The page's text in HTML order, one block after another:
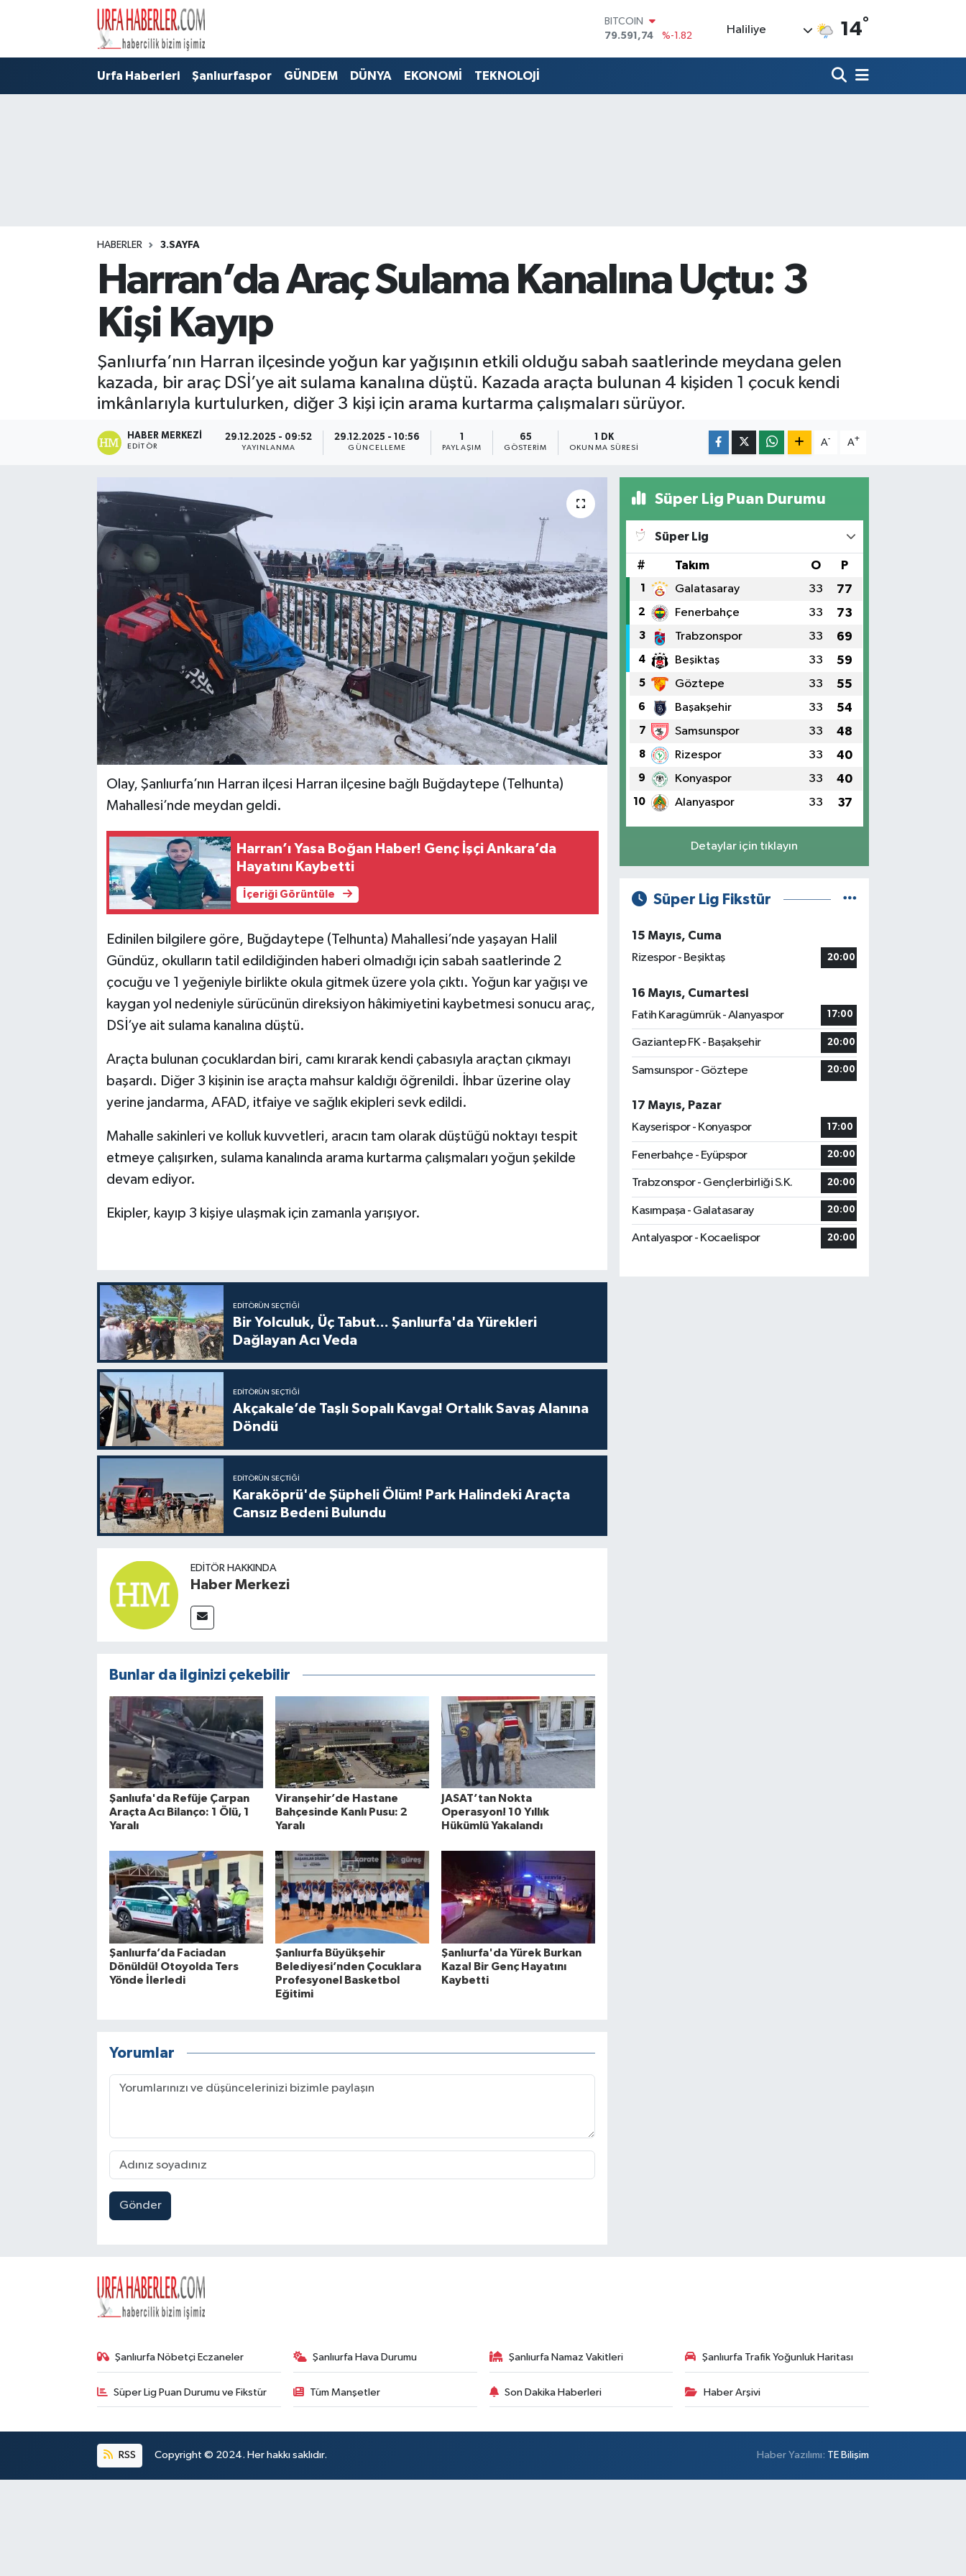
BITCOIN
79.591,74
%-1.82
Haliliye 14°
Urfa Haberleri Şanlıurfaspor GÜNDEM DÜNYA EKONOMİ TEKNOLOJİ
HABERLER 3.SAYFA
Harran’da Araç Sulama Kanalına Uçtu: 3
Kişi Kayıp
Şanlıurfa’nın Harran ilçesinde yoğun kar yağışının etkili olduğu sabah saatlerinde meydana gelen
kazada, bir araç DSİ’ye ait sulama kanalına düştü. Kazada araçta bulunan 4 kişiden 1 çocuk kendi
imkânlarıyla kurtulurken, diğer 3 kişi için arama kurtarma çalışmaları sürüyor.
HABER MERKEZI
EDITÖR
29.12.2025 - 09:52
YAYINLANMA
29.12.2025 - 10:56
GÜNCELLEME PAYLAŞIM
65
GÖSTERIM
1 DK
OKUNMA SÜRESI
A- A+
Olay, Şanlıurfa’nın Harran ilçesi Harran ilçesine bağlı Buğdaytepe (Telhunta)
Mahallesi’nde meydan geldi.
Harran’ı Yasa Boğan Haber! Genç İşçi Ankara’da
Hayatını Kaybetti
İçeriği Görüntüle
Edinilen bilgilere göre, Buğdaytepe (Telhunta) Mahallesi’nde yaşayan Halil
Gündüz, okulların tatil edildiğinden haberi olmadığı için sabah saatlerinde 2
çocuğu ve 1 yeğeniyle birlikte okula gitmek üzere yola çıktı. Yoğun kar yağışı ve
kaygan yol nedeniyle sürücünün direksiyon hâkimiyetini kaybetmesi sonucu araç,
DSİ’ye ait sulama kanalına düştü.
Araçta bulunan çocuklardan biri, camı kırarak kendi çabasıyla araçtan çıkmayı
başardı. Diğer 3 kişinin ise araçta mahsur kaldığı öğrenildi. İhbar üzerine olay
yerine jandarma, AFAD, itfaiye ve sağlık ekipleri sevk edildi.
Mahalle sakinleri ve kolluk kuvvetleri, aracın tam olarak düştüğü noktayı tespit
etmeye çalışırken, sulama kanalında arama kurtarma çalışmaları yoğun şekilde
devam ediyor.
Ekipler, kayıp 3 kişiye ulaşmak için zamanla yarışıyor.
EDITÖRÜN SEÇTIĞI
Bir Yolculuk, Üç Tabut... Şanlıurfa'da Yürekleri
Dağlayan Acı Veda
EDITÖRÜN SEÇTIĞI
Akçakale’de Taşlı Sopalı Kavga! Ortalık Savaş Alanına
Döndü
EDITÖRÜN SEÇTIĞI
Karaköprü'de Şüpheli Ölüm! Park Halindeki Araçta
Cansız Bedeni Bulundu
EDITÖR HAKKINDA
Haber Merkezi
Bunlar da ilginizi çekebilir
Şanlıufa'da Refüje Çarpan
Araçta Acı Bilanço: 1 Ölü, 1
Yaralı
Viranşehir’de Hastane
Bahçesinde Kanlı Pusu: 2
Yaralı
JASAT’tan Nokta
Operasyon! 10 Yıllık
Hükümlü Yakalandı
Şanlıurfa’da Faciadan
Dönüldü! Otoyolda Ters
Yönde İlerledi
Şanlıurfa Büyükşehir
Belediyesi’nden Çocuklara
Profesyonel Basketbol
Eğitimi
Şanlıurfa'da Yürek Burkan
Kaza! Bir Genç Hayatını
Kaybetti
Yorumlar
Gönder
Süper Lig Puan Durumu
Süper Lig
# Takım O P
1 Galatasaray 33 77
2 Fenerbahçe 33 73
3 Trabzonspor 33 69
4 Beşiktaş 33 59
5 Göztepe 33 55
6 Başakşehir 33 54
7 Samsunspor 33 48
8 Rizespor 33 40
9 Konyaspor 33 40
10 Alanyaspor 33 37
Detaylar için tıklayın
Süper Lig Fikstür
15 Mayıs, Cuma
Rizespor - Beşiktaş
20:00
16 Mayıs, Cumartesi
Fatih Karagümrük - Alanyaspor
17:00
Gaziantep FK - Başakşehir 20:00
Samsunspor - Göztepe 20:00
17 Mayıs, Pazar
Kayserispor - Konyaspor
17:00
Fenerbahçe - Eyüpspor 20:00
Trabzonspor - Gençlerbirliği S.K. 20:00
Kasımpaşa - Galatasaray 20:00
Antalyaspor - Kocaelispor 20:00
Şanlıurfa Nöbetçi Eczaneler Şanlıurfa Hava Durumu Şanlıurfa Namaz Vakitleri Şanlıurfa Trafik Yoğunluk Haritası
Süper Lig Puan Durumu ve Fikstür Tüm Manşetler Son Dakika Haberleri Haber Arşivi
RSS Copyright © 2024. Her hakkı saklıdır. Haber Yazılımı: TE Bilişim
Şanlıurfa Nöbetçi Eczaneler
Son Dakika Haberleri
Haber Arşivi